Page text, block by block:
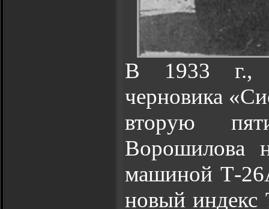
В 1933 г.,
черновика
вторую
Ворошилова
машиной Т-
новый индекс